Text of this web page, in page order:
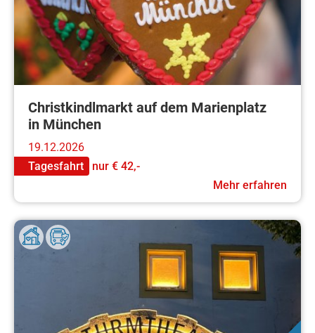
Christkindlmarkt auf dem Marienplatz
in München
19.12.2026
Tagesfahrt
nur € 42,-
Mehr erfahren